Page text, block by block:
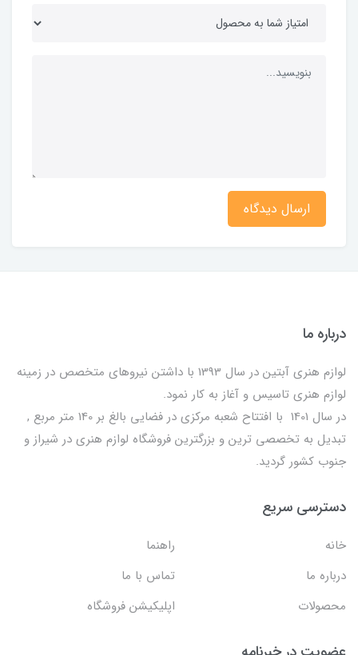
ارسال دیدگاه
درباره ما
لوازم هنری آبتین در سال 1393 با داشتن نیروهای متخصص در زمینه
لوازم هنری تاسیس و آغاز به کار نمود.
در سال 1401 با افتتاح شعبه مرکزی در فضایی بالغ بر 140 متر مربع ,
تبدیل به تخصصی ترین و بزرگترین فروشگاه لوازم هنری در شیراز و
جنوب کشور گردید.
دسترسی سریع
خانه
راهنما
درباره ما
تماس با ما
محصولات
اپلیکیشن فروشگاه